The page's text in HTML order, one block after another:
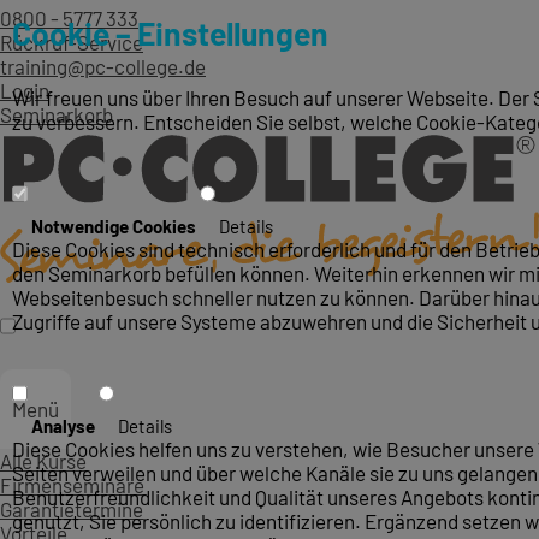
0800 - 5777 333
Rückruf-Service
training@pc-college.de
Login
Seminarkorb
Menü
Alle Kurse
Firmenseminare
Garantietermine
Vorteile
Cookie – Einstellungen
Wir freuen uns über Ihren Besuch auf unserer Webseite.
zu verbessern. Entscheiden Sie selbst, welche Cookie-
Notwendige Cookies Details
Diese Cookies sind technisch erforderlich und für den
den Seminarkorb befüllen können. Weiterhin erkennen wir
Webseitenbesuch schneller nutzen zu können. Darüber
Zugriffe auf unsere Systeme abzuwehren und die Sicherheit
Analyse Details
Diese Cookies helfen uns zu verstehen, wie Besucher
Seiten verweilen und über welche Kanäle sie zu uns
Benutzerfreundlichkeit und Qualität unseres Angebots
genutzt, Sie persönlich zu identifizieren. Ergänzend